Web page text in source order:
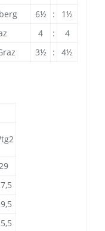
6½ :
1½
4 :
4
3½ : 4½